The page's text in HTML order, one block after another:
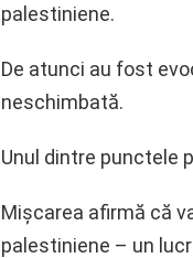
palestiniene.
De atunci au fost
neschimbată.
Unul dintre punctele
Mişcarea afirmă că
palestiniene – un